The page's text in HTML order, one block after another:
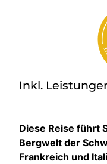
Inkl.
Diese Reise führt
Bergwelt der
Frankreich und